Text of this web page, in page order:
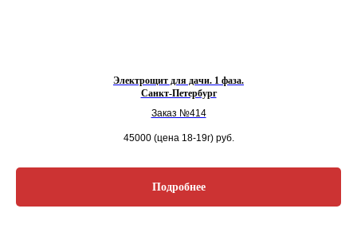
Электрощит для дачи. 1 фаза.
Санкт-Петербург
Заказ №414
45000 (цена 18-19г) руб.
Подробнее